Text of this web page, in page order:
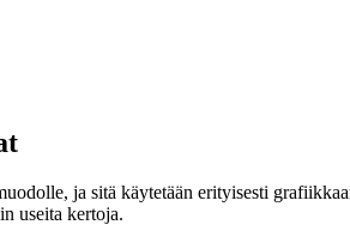
ja sitä käytetään erityisesti
useita kertoja.